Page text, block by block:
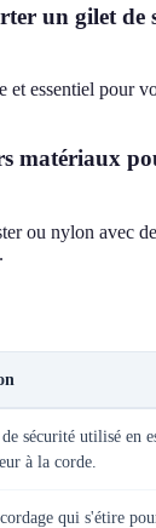
un gilet de
et essentiel pour
matériaux
ou nylon avec
de sécurité utilisé en
à la corde.
qui s'étire